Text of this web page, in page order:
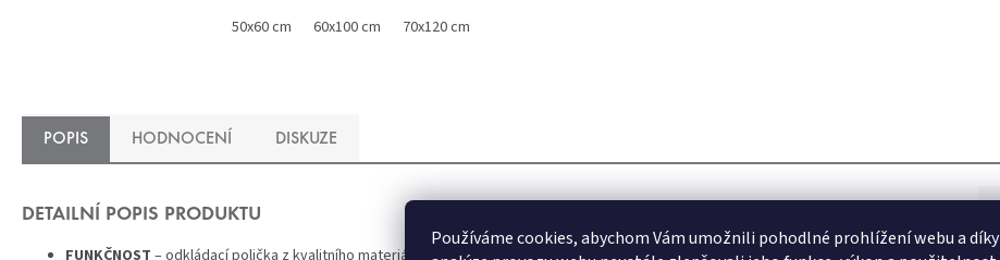
Používáme cookies, abychom Vám umožnili pohodlné prohlížení webu a díky
50x60 cm 60x100 cm 70x120 cm
POPIS HODNOCENÍ DISKUZE
DETAILNÍ POPIS PRODUKTU